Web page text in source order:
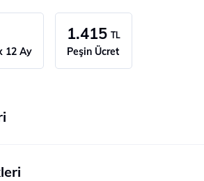
12 Ay
1.415 TL
Peşin Ücret